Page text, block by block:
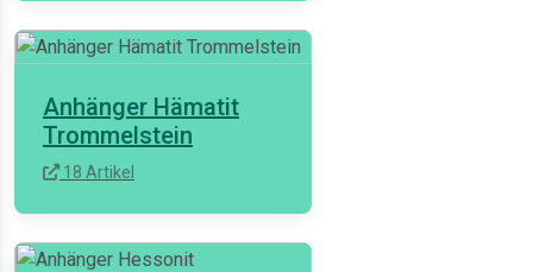
Anhänger Hämatit
Trommelstein
18 Artikel